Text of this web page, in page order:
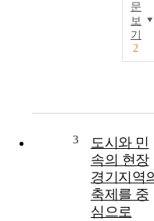
문
보
기
2
3
도시와 민
속의 현장
경기지역
축제를 중
심으로